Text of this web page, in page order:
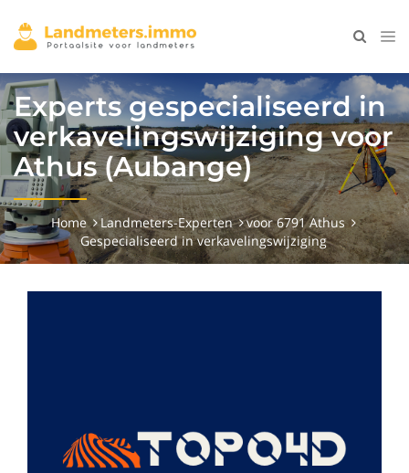
Experts gespecialiseerd in
verkavelingswijziging voor
Athus (Aubange)
Home Landmeters-Experten
voor 6791 Athus
Gespecialiseerd in verkavelingswijziging